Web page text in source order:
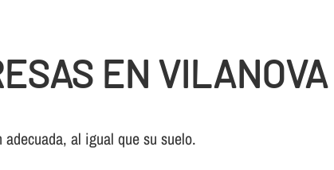
EN
al igual que su suelo.